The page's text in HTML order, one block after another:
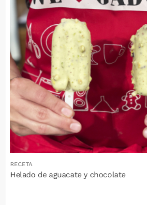
RECETA
Helado de aguacate y chocolate